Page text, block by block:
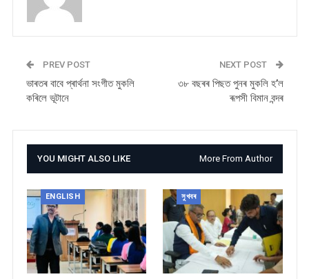
PREV POST
ভাৰতৰ বাবে প্ৰাৰ্থনা সংগীত মুকলি
কৰিলে ভূটানে
NEXT POST
৩৮ বছৰৰ পিছত পুনৰ মুকলি হ’ল
ৰূপসী বিমান বন্দৰ
YOU MIGHT ALSO LIKE More From Author
ENGLISH সুখবৰ